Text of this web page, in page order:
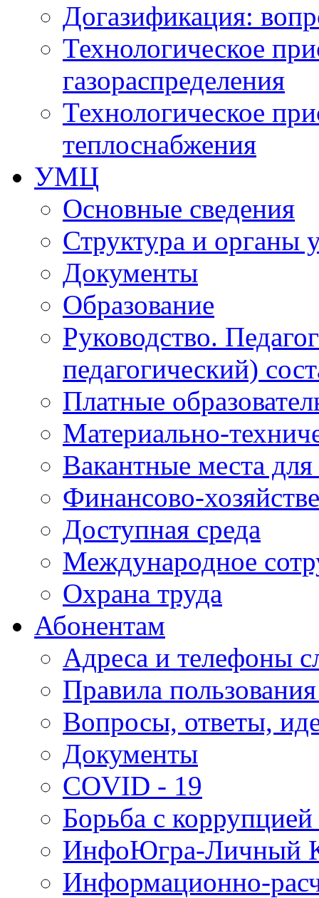
Догазификация:
Технологическое
газораспределения
Технологическое
теплоснабжения
УМЦ
Основные сведения
Структура и органы
Документы
Образование
Руководство.
педагогический)
Платные
Материально-
Вакантные места
Финансово-
Доступная среда
Международное
Охрана труда
Абонентам
Адреса и телефоны
Правила
Вопросы, ответы,
Документы
COVID - 19
Борьба с
ИнфоЮгра-Личный
Информационно-